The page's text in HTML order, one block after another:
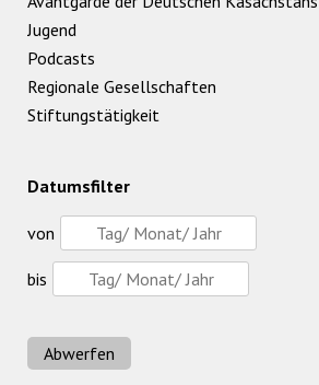
Jugend
Podcasts
Regionale Gesellschaften
Stiftungstätigkeit
Datumsfilter
von
bis
Abwerfen